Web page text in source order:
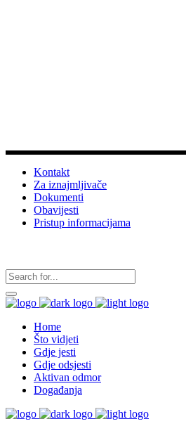
Kontakt
Za iznajmljivače
Dokumenti
Obavijesti
Pristup informacijama
Home
Što vidjeti
Gdje jesti
Gdje odsjesti
Aktivan odmor
Događanja